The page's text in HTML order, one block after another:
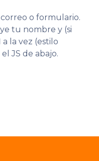
o formulario.
tu nombre y (si
la vez (estilo
JS de abajo.